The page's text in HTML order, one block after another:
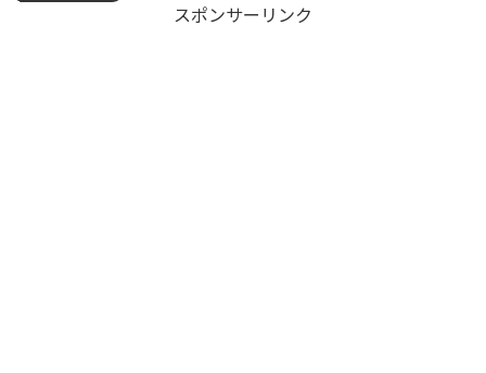
スポンサーリンク